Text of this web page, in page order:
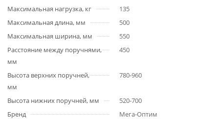
Максимальная нагрузка, кг
135
Максимальная длина, мм
500
Максимальная ширина, мм
550
Расстояние между поручнями,
мм
450
Высота верхних поручней,
мм
780-960
Высота нижних поручней, мм
520-700
Бренд
Мега-Оптим